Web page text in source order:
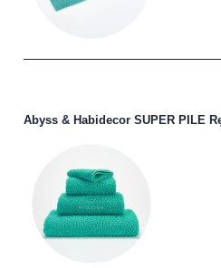
Abyss & Habidecor SUPER PILE